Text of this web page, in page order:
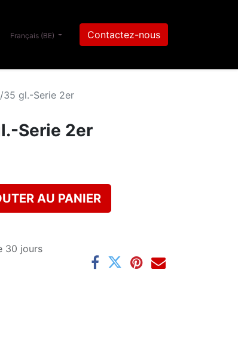
Français (BE) Contactez-nous
35 gl.-Serie 2er
Serie 2er
AU PANIER
30 jours